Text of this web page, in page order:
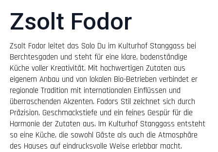
Zsolt Fodor
Zsolt Fodor leitet das Solo Du im Kulturhof Stanggass bei
Berchtesgaden und steht für eine klare, bodenständige
Küche voller Kreativität. Mit hochwertigen Zutaten aus
eigenem Anbau und von lokalen Bio-Betrieben verbindet er
regionale Tradition mit internationalen Einflüssen und
überraschenden Akzenten. Fodors Stil zeichnet sich durch
Präzision, Geschmackstiefe und ein feines Gespür für die
Harmonie der Zutaten aus. Im Kulturhof Stanggass entsteht
so eine Küche, die sowohl Gäste als auch die Atmosphäre
des Hauses auf eindrucksvolle Weise erlebbar macht.